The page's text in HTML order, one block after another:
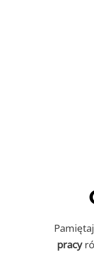
pracy